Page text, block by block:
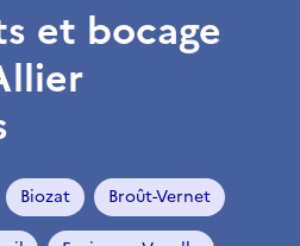
et bocage
Biozat Broût-Vernet